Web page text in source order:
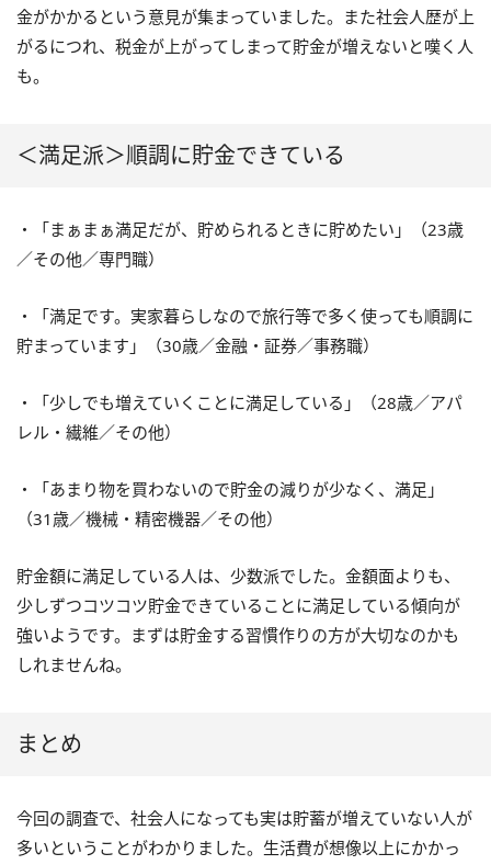
金がかかるという意見が集まっていました。また社会人歴が上
がるにつれ、税金が上がってしまって貯金が増えないと嘆く人
も。
＜満足派＞順調に貯金できている
・「まぁまぁ満足だが、貯められるときに貯めたい」（23歳
／その他／専門職）
・「満足です。実家暮らしなので旅行等で多く使っても順調に
貯まっています」（30歳／金融・証券／事務職）
・「少しでも増えていくことに満足している」（28歳／アパ
レル・繊維／その他）
・「あまり物を買わないので貯金の減りが少なく、満足」
（31歳／機械・精密機器／その他）
貯金額に満足している人は、少数派でした。金額面よりも、
少しずつコツコツ貯金できていることに満足している傾向が
強いようです。まずは貯金する習慣作りの方が大切なのかも
しれませんね。
まとめ
今回の調査で、社会人になっても実は貯蓄が増えていない人が
多いということがわかりました。生活費が想像以上にかかっ